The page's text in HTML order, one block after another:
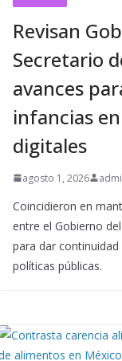
Revisan
Secretario
avances
infancias
digitales
agosto 1, 2026
Coincidieron en
entre el Gobierno
para dar
políticas públicas.